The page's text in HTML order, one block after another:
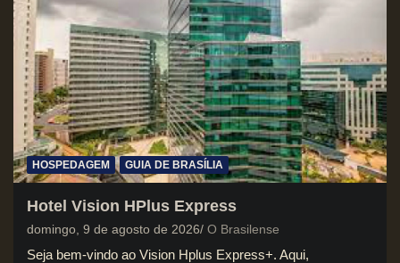
HOSPEDAGEM GUIA DE BRASÍLIA
Hotel Vision HPlus Express
domingo, 9 de agosto de 2026 O Brasilense
Seja bem-vindo ao Vision Hplus Express+. Aqui,